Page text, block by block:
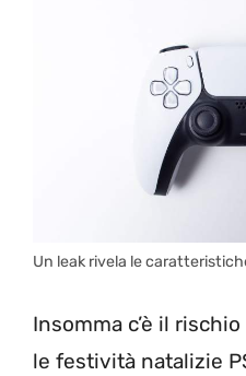
Un leak rivela le
Insomma c’è il
le festività natalizie